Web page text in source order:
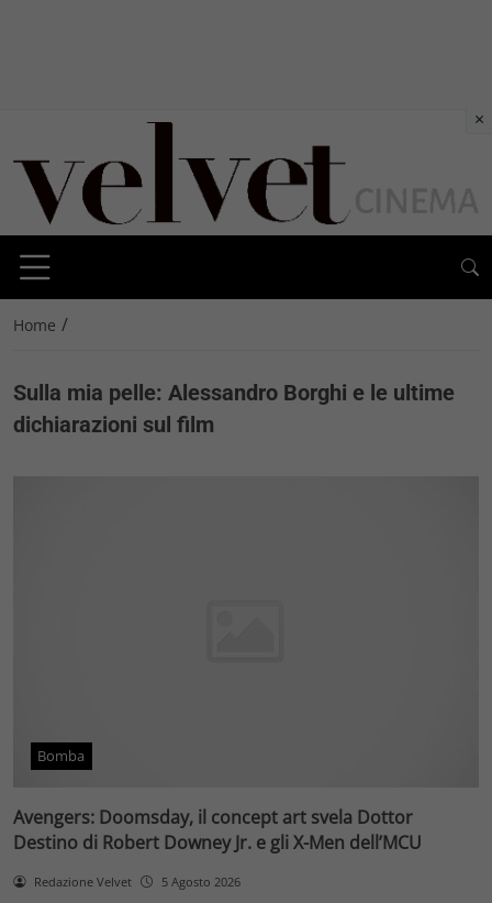
Home /
Sulla mia pelle: Alessandro Borghi e le ultime
dichiarazioni sul film
Bomba
Avengers: Doomsday, il concept art svela Dottor
Destino di Robert Downey Jr. e gli X-Men dell’MCU
Redazione Velvet 5 Agosto 2026
×